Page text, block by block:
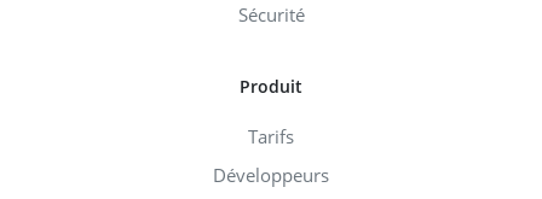
Sécurité
Produit
Tarifs
Développeurs